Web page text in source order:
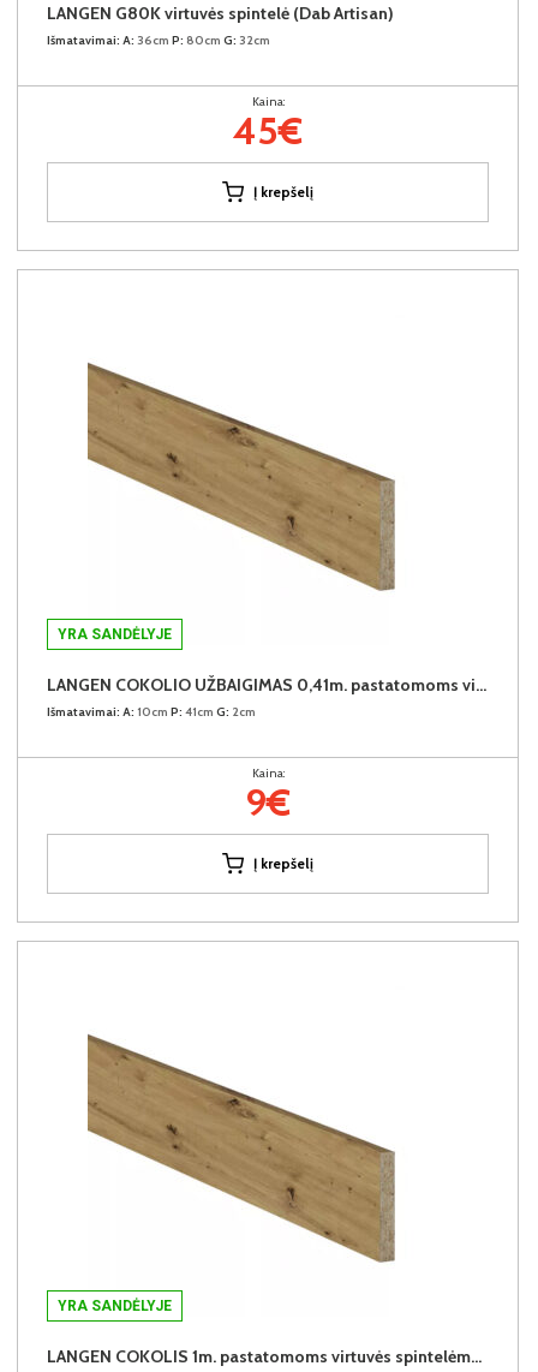
LANGEN G80K virtuvės spintelė (Dab Artisan)
Išmatavimai: A: 36cm P: 80cm G: 32cm
Kaina:
45€
Į krepšelį
YRA SANDĖLYJE
LANGEN COKOLIO UŽBAIGIMAS 0,41m. pastatomoms virtuvės spintelėms (komplekte 2vnt.)
Išmatavimai: A: 10cm P: 41cm G: 2cm
Kaina:
9€
Į krepšelį
YRA SANDĖLYJE
LANGEN COKOLIS 1m. pastatomoms virtuvės spintelėms (1 metras)